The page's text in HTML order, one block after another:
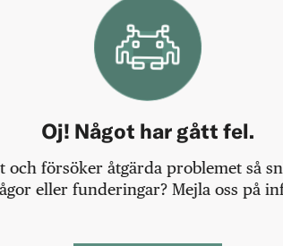
Oj! Något har gått fel.
och försöker åtgärda problemet så
eller funderingar? Mejla oss på